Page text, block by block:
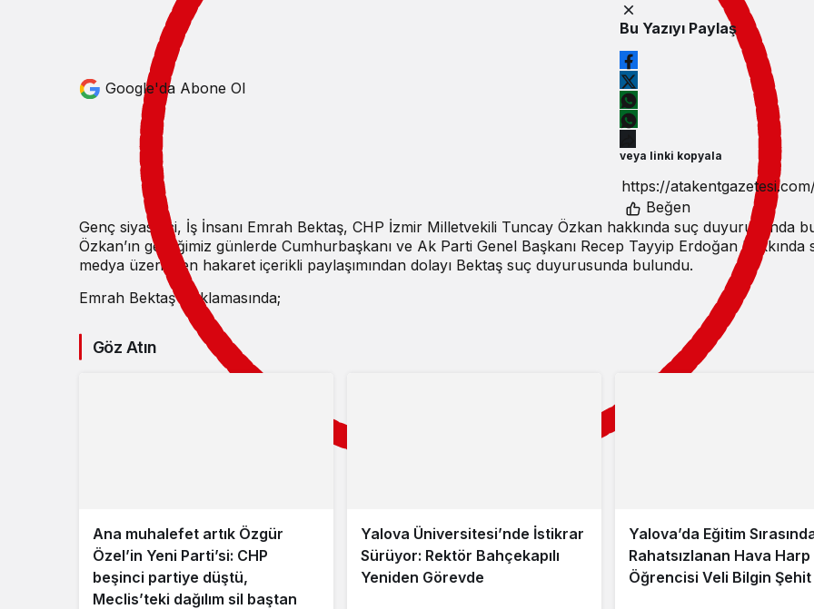
Google'da Abone Ol
Bu Yazıyı Paylaş
veya linki kopyala
Beğen
Genç siyasetçi, İş İnsanı Emrah Bektaş, CHP İzmir Milletvekili Tuncay Özkan hakkında suç duyurusunda
Özkan’ın geçtiğimiz günlerde Cumhurbaşkanı ve Ak Parti Genel Başkanı Recep Tayyip Erdoğan hakkında
medya üzerinden hakaret içerikli paylaşımından dolayı Bektaş suç duyurusunda bulundu.
Emrah Bektaş açıklamasında;
Göz Atın
Ana muhalefet artık Özgür
Özel’in Yeni Parti’si: CHP
beşinci partiye düştü,
Meclis’teki dağılım sil baştan
Yalova Üniversitesi’nde İstikrar
Sürüyor: Rektör Bahçekapılı
Yeniden Görevde
Yalova’da Eğitim
Rahatsızlanan Hava
Öğrencisi Veli Bilgin Şehit